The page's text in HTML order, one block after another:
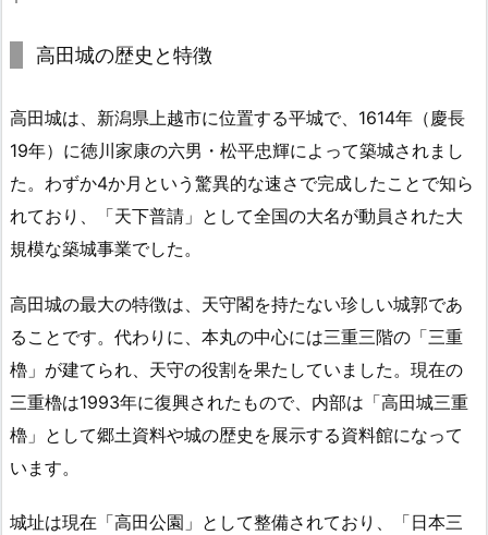
高田城の歴史と特徴
高田城は、新潟県上越市に位置する平城で、1614年（慶長
19年）に徳川家康の六男・松平忠輝によって築城されまし
た。わずか4か月という驚異的な速さで完成したことで知ら
れており、「天下普請」として全国の大名が動員された大
規模な築城事業でした。
高田城の最大の特徴は、天守閣を持たない珍しい城郭であ
ることです。代わりに、本丸の中心には三重三階の「三重
櫓」が建てられ、天守の役割を果たしていました。現在の
三重櫓は1993年に復興されたもので、内部は「高田城三重
櫓」として郷土資料や城の歴史を展示する資料館になって
います。
城址は現在「高田公園」として整備されており、「日本三